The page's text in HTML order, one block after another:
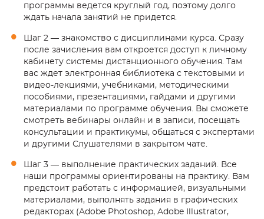
программы ведется круглый год, поэтому долго
ждать начала занятий не придется.
Шаг 2 — знакомство с дисциплинами курса. Сразу
после зачисления вам откроется доступ к личному
кабинету системы дистанционного обучения. Там
вас ждет электронная библиотека с текстовыми и
видео-лекциями, учебниками, методическими
пособиями, презентациями, гайдами и другими
материалами по программе обучения. Вы сможете
смотреть вебинары онлайн и в записи, посещать
консультации и практикумы, общаться с экспертами
и другими Слушателями в закрытом чате.
Шаг 3 — выполнение практических заданий. Все
наши программы ориентированы на практику. Вам
предстоит работать с информацией, визуальными
материалами, выполнять задания в графических
редакторах (Adobe Photoshop, Adobe Illustrator,